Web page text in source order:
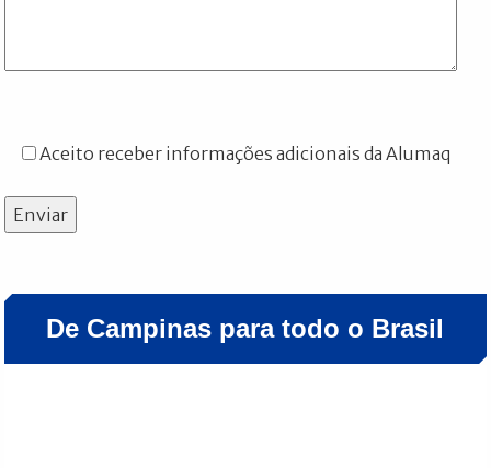
Aceito receber informações adicionais da Alumaq
Enviar
De Campinas para todo o Brasil